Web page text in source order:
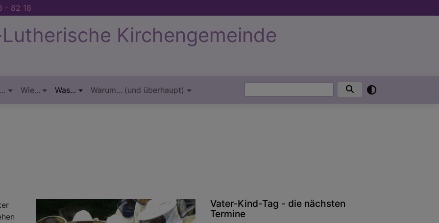
- 82 18
Kirchengemeinde
Wie... Was... Warum... (und überhaupt) Suche
Vater-Kind-Tag - die nächsten
Termine